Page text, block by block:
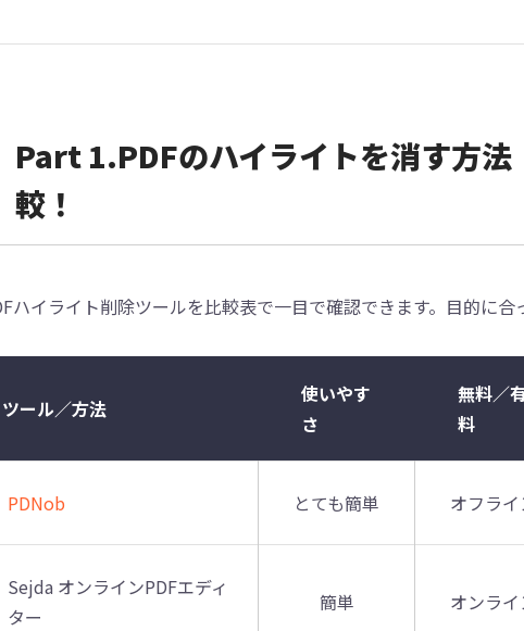
Part 1.PDFのハイライトを消す方
較！
ハイライト削除ツールを比較表で一目で確認できます。目的に合
ツール／方法
使いやす
さ
無料／
料
PDNob とても簡単 オフライ
Sejda オンラインPDFエディ
ター
簡単 オンライ